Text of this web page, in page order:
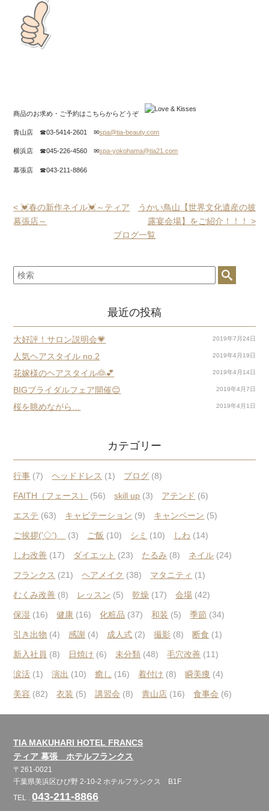
商品のお求め・ご予約はこちらからどうぞ
青山店 ☎03-5414-2601 ✉spa@tia-beauty.com
横浜店 ☎045-226-4560 ✉spa-yokohama@tia21.com
幕張店 ☎043-211-8866
< 💓春の新作ネイル💓～ティア
幕張店～
うかい鳥山【世界文化遺産の披
露宴会場】をご紹介！！！ >
ブログ一覧
最近の投稿
大好評！サロン説明会💗 2019年7月24日
人気ヘアスタイル no.2 2019年4月19日
花嫁様のヘアスタイル👰💕 2019年4月14日
BIGブライダルフェア開催😊 2019年4月7日
桜を眺めながら… 2019年4月1日
カテゴリー
行事 (7) ヘッドドレス (1) ブログ (8)
FAITH（フェース） (56) skill up (3) アテンド (6)
エステ (63) キャビテーション (9) キャンペーン (5)
ご挨拶('◇')ゞ (3) ご飯 (10) シミ (10) しわ (14)
しわ改善 (17) ダイエット (23) たるみ (8) ネイル (24)
フランクス (21) ヘアメイク (38) マタニティ (1)
むくみ改善 (8) レッスン (5) 乾燥 (17) 会場 (42)
保湿 (16) 健康 (16) 化粧品 (37) 和装 (5) 季節 (34)
引き出物 (4) 感謝 (4) 成人式 (2) 撮影 (8) 断食 (1)
新入社員 (8) 日焼け (6) 未分類 (48) 毛穴改善 (11)
涙活 (1) 演出 (10) 癒し (16) 着付け (8) 瞬美痩 (4)
美容 (82) 衣装 (5) 講習会 (8) 青山店 (16) 食事会 (6)
TIA MAKUHARI HOTEL FRANCS
ティア 幕張 ホテルフランクス
〒261-0021
千葉県美浜区ひび野 2-10-2 ホテルフランクス B1F
TEL .043-211-8866